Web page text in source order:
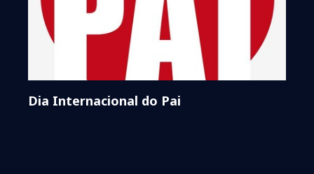
Dia Internacional do Pai